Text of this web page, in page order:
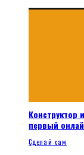
Конструктор
первый
Сделай сам